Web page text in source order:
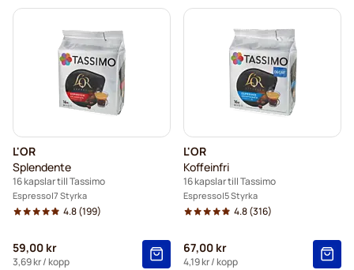
L'OR
Splendente
16 kapslar till Tassimo
Espresso 7 Styrka
4.8(199)
59,00 kr
3,69 kr/ kopp
L'OR
Koffeinfri
16 kapslar till Tassimo
Espresso 5 Styrka
4.8(316)
67,00 kr
4,19 kr/ kopp